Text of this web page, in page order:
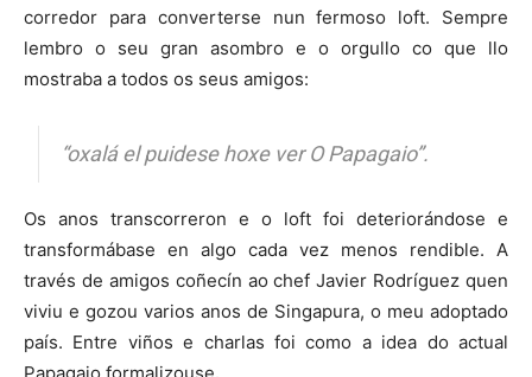
corredor para converterse nun fermoso loft. Sempre
lembro o seu gran asombro e o orgullo co que llo
mostraba a todos os seus amigos:
“oxalá el puidese hoxe ver O Papagaio”.
Os anos transcorreron e o loft foi deteriorándose e
transformábase en algo cada vez menos rendible. A
través de amigos coñecín ao chef Javier Rodríguez quen
viviu e gozou varios anos de Singapura, o meu adoptado
país. Entre viños e charlas foi como a idea do actual
Papagaio formalizouse.